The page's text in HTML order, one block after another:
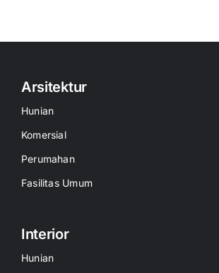
Arsitektur
Hunian
Komersial
Perumahan
Fasilitas Umum
Interior
Hunian